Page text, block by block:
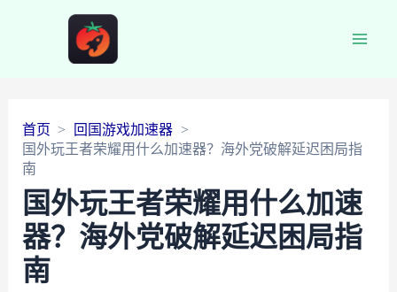
首页
回国游戏加速器
国外玩王者荣耀用什么加速器？海外党破解延迟困局指
南
国外玩王者荣耀用什么加速
器？海外党破解延迟困局指
南